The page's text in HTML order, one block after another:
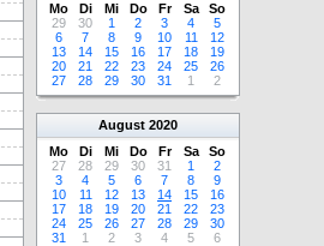
Mo
Di Mi Do Fr Sa
So
29
30 1 2 3 4
5
6
7 8 9 10 11
12
13
14 15 16 17 18
19
20
21 22 23 24 25
26
27
28 29 30 31 1 2
August 2020
Mo
Di Mi Do Fr Sa
So
27
28 29 30 31 1
2
3
4 5 6 7 8
9
10
11 12 13 14 15
16
17
18 19 20 21 22
23
24
25 26 27 28 29
30
31
1 2 3 4 5 6